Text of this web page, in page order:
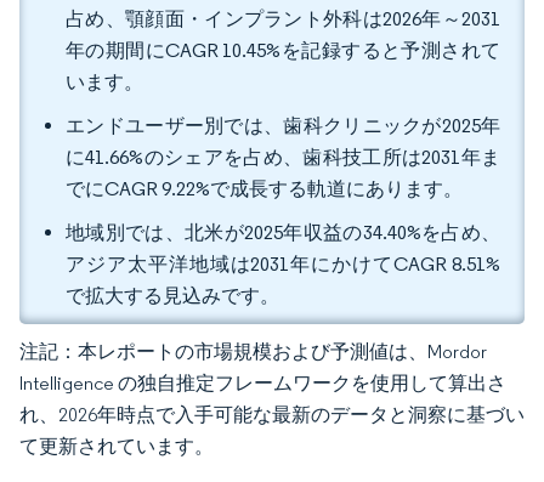
占め、顎顔面・インプラント外科は2026年～2031
年の期間にCAGR 10.45%を記録すると予測されて
います。
エンドユーザー別では、歯科クリニックが2025年
に41.66%のシェアを占め、歯科技工所は2031年ま
でにCAGR 9.22%で成長する軌道にあります。
地域別では、北米が2025年収益の34.40%を占め、
アジア太平洋地域は2031年にかけてCAGR 8.51%
で拡大する見込みです。
注記：本レポートの市場規模および予測値は、Mordor
Intelligence の独自推定フレームワークを使用して算出さ
れ、2026年時点で入手可能な最新のデータと洞察に基づい
て更新されています。